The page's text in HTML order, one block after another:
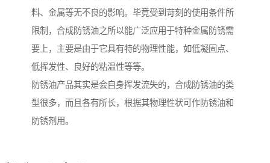
料、金属等无不良的影响。毕竟受到苛刻的使用条件所
限制，合成防锈油之所以能广泛应用于特种金属防锈需
要上，主要是由于它具有特的物理性能，如低凝固点、
低挥发性、良好的粘温性等等。
防锈油产品其实是会自身挥发流失的，合成防锈油的类
型很多，而且各有所长，根据其物理性状可作防锈油和
防锈剂用。